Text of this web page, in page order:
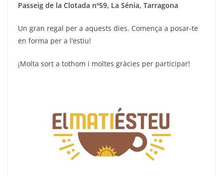
Passeig de la Clotada nº59, La Sénia, Tarragona
Un gran regal per a aquests dies. Comença a posar-te
en forma per a l’estiu!
¡Molta sort a tothom i moltes gràcies per participar!